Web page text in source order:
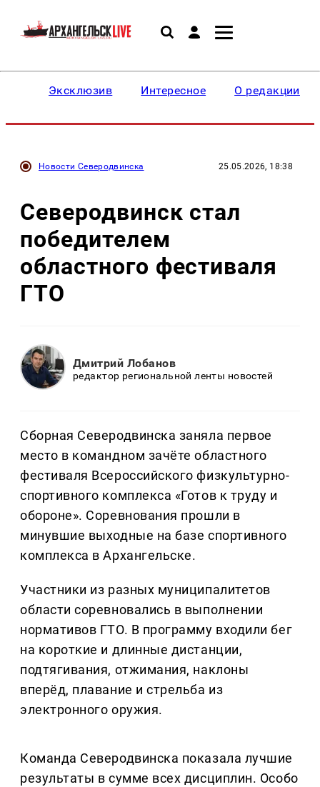
Эксклюзив Интересное О редакции
Новости Северодвинска 25.05.2026, 18:38
Северодвинск стал
победителем
областного фестиваля
ГТО
Дмитрий Лобанов
редактор региональной ленты новостей
Сборная Северодвинска заняла первое
место в командном зачёте областного
фестиваля Всероссийского физкультурно-
спортивного комплекса «Готов к труду и
обороне». Соревнования прошли в
минувшие выходные на базе спортивного
комплекса в Архангельске.
Участники из разных муниципалитетов
области соревновались в выполнении
нормативов ГТО. В программу входили бег
на короткие и длинные дистанции,
подтягивания, отжимания, наклоны
вперёд, плавание и стрельба из
электронного оружия.
Команда Северодвинска показала лучшие
результаты в сумме всех дисциплин. Особо